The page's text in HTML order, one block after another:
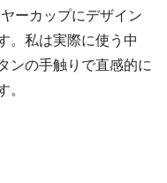
ーカップにデザイン
。私は実際に使う中
ンの手触りで直感的に
。